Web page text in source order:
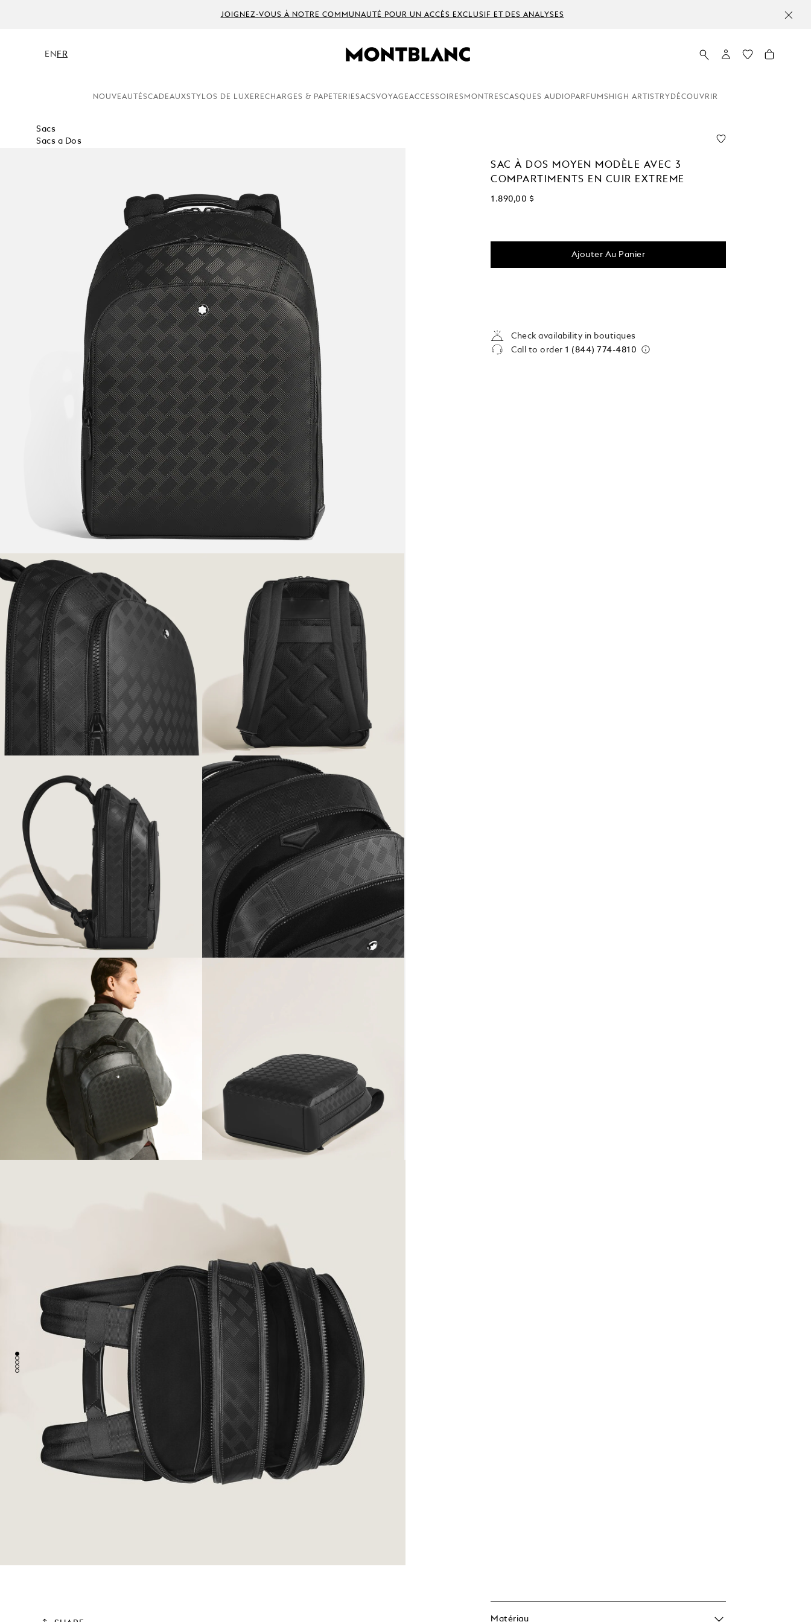
JOIGNEZ-VOUS À NOTRE COMMUNAUTÉ POUR UN ACCÈS EXCLUSIF ET DES ANALYSES
EN FR
NOUVEAUTÉSCADEAUXSTYLOS DE LUXE RECHARGES & PAPETERIESACSVOYAGEACCESSOIRES MONTRESCASQUES AUDIO PARFUMS HIGH ARTISTRY DÉCOUVRIR
Sacs
Sacs a Dos
SAC À DOS MOYEN MODÈLE AVEC 3
COMPARTIMENTS EN CUIR EXTREME
1.890,00 $
Ajouter Au Panier
Check availability in boutiques
Call to order 1 (844) 774-4810
Matériau